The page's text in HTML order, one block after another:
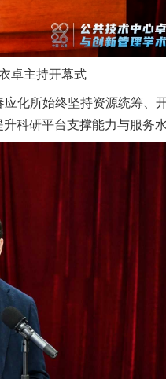
卓主持开幕式
化所始终坚持资源统筹、
科研平台支撑能力与服务水